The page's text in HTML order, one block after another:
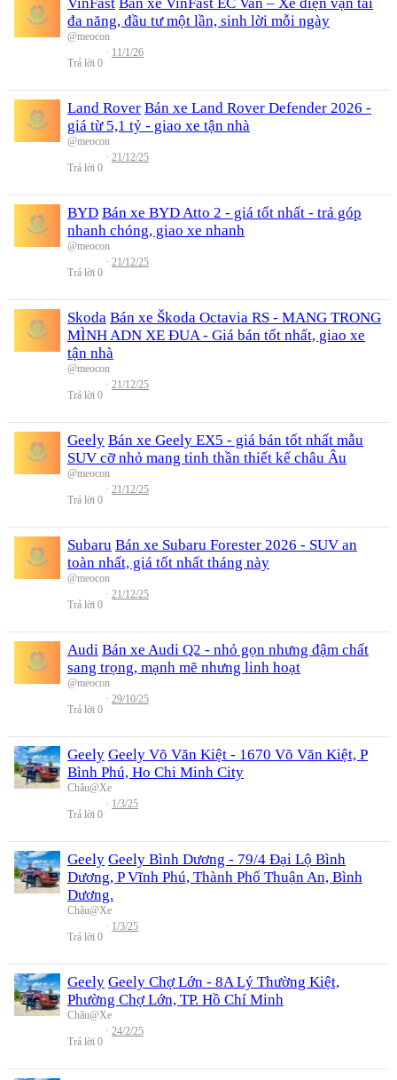
đa năng, đầu tư một lần, sinh lời mỗi ngày
@meocon
Trả lời 0
11/1/26
Land Rover Bán xe Land Rover Defender 2026 -
giá từ 5,1 tỷ - giao xe tận nhà
@meocon
Trả lời 0
21/12/25
BYD Bán xe BYD Atto 2 - giá tốt nhất - trả góp
nhanh chóng, giao xe nhanh
@meocon
Trả lời 0
21/12/25
Skoda Bán xe Škoda Octavia RS - MANG TRONG
MÌNH ADN XE ĐUA - Giá bán tốt nhất, giao xe
tận nhà
@meocon
Trả lời 0
21/12/25
Geely Bán xe Geely EX5 - giá bán tốt nhất mẫu
SUV cỡ nhỏ mang tinh thần thiết kế châu Âu
@meocon
Trả lời 0
21/12/25
Subaru Bán xe Subaru Forester 2026 - SUV an
toàn nhất, giá tốt nhất tháng này
@meocon
Trả lời 0
21/12/25
Audi Bán xe Audi Q2 - nhỏ gọn nhưng đậm chất
sang trọng, mạnh mẽ nhưng linh hoạt
@meocon
Trả lời 0
29/10/25
Geely Geely Võ Văn Kiệt - 1670 Võ Văn Kiệt, P
Bình Phú, Ho Chi Minh City
Châu@Xe
Trả lời 0
1/3/25
Geely Geely Bình Dương - 79/4 Đại Lộ Bình
Dương, P Vĩnh Phú, Thành Phố Thuận An, Bình
Dương.
Châu@Xe
Trả lời 0
1/3/25
Geely Geely Chợ Lớn - 8A Lý Thường Kiệt,
Phường Chợ Lớn, TP. Hồ Chí Minh
Châu@Xe
Trả lời 0
24/2/25